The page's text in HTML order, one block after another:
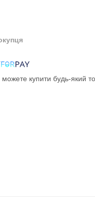
можете купити будь-який